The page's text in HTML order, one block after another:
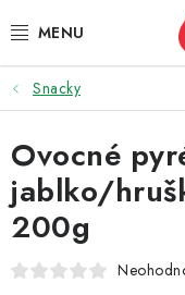
na
POTRAVINY
OŘECHY A SUŠENÉ
SNACKY
NÁPOJE
Snacky
Ovocné
jablko/
200g